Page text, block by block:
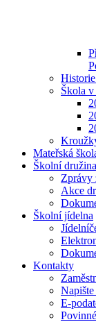
Škola
Mateřská
Školní družina
Zprávy
Akce
Školní jídelna
Kontakty
Napište
E-